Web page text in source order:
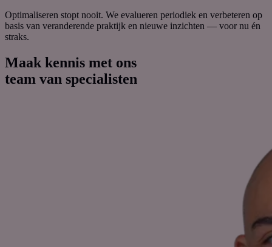
Optimaliseren stopt nooit. We evalueren periodiek en verbeteren op
basis van veranderende praktijk en nieuwe inzichten — voor nu én
straks.
Maak kennis met ons
team van specialisten